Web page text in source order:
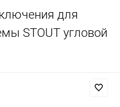
для
STOUT угловой